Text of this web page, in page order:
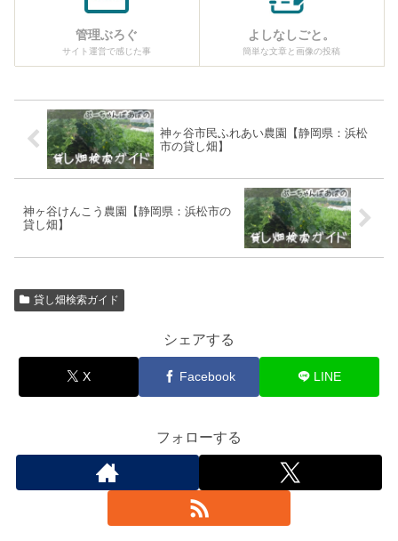
管理ぶろぐ
サイト運営で感じた事
よしなしごと。
簡単な文章と画像の投稿
神ヶ谷市民ふれあい農園【静岡県：浜松
市の貸し畑】
神ヶ谷けんこう農園【静岡県：浜松市の
貸し畑】
貸し畑検索ガイド
シェアする
X Facebook LINE
フォローする